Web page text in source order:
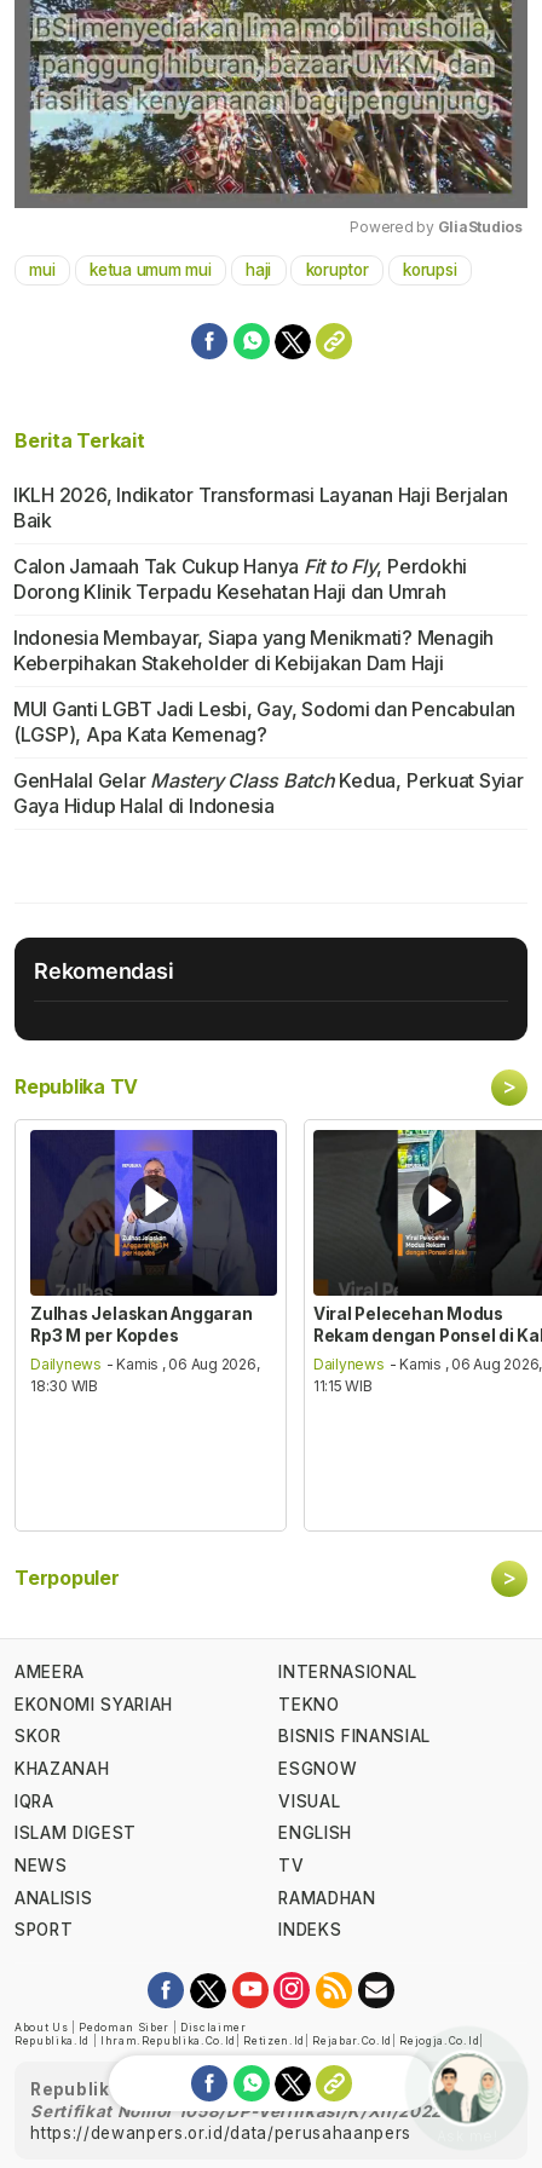
Mute
Powered by GliaStudios
mui ketua umum mui haji koruptor korupsi
Berita Terkait
IKLH 2026, Indikator Transformasi Layanan Haji Berjalan
Baik
Calon Jamaah Tak Cukup Hanya Fit to Fly, Perdokhi
Dorong Klinik Terpadu Kesehatan Haji dan Umrah
Indonesia Membayar, Siapa yang Menikmati? Menagih
Keberpihakan Stakeholder di Kebijakan Dam Haji
MUI Ganti LGBT Jadi Lesbi, Gay, Sodomi dan Pencabulan
(LGSP), Apa Kata Kemenag?
GenHalal Gelar Mastery Class BatchKedua, Perkuat Syiar
Gaya Hidup Halal di Indonesia
Rekomendasi
Republika TV >
Zulhas Jelaskan Anggaran
Rp3 M per Kopdes
Dailynews - Kamis , 06 Aug 2026,
18:30 WIB
Viral Pelecehan Modus
Rekam dengan Ponsel di
Dailynews - Kamis , 06 Aug 2026,
11:15 WIB
Terpopuler >
AMEERA
EKONOMI SYARIAH
SKOR
KHAZANAH
IQRA
ISLAM DIGEST
NEWS
ANALISIS
SPORT
INTERNASIONAL
TEKNO
BISNIS FINANSIAL
ESGNOW
VISUAL
ENGLISH
TV
RAMADHAN
INDEKS
About Us Pedoman Siber
Disclaimer
Republika.id
Ihram.republika.co.id Retizen.id Rejabar.co.id Rejogja.co.id
Republika telah diverifikasi oleh Dewan Pers
Sertifikat Nomor 1058/DP-Verifikasi/K/XII/2022
https://dewanpers.or.id/data/perusahaanpers